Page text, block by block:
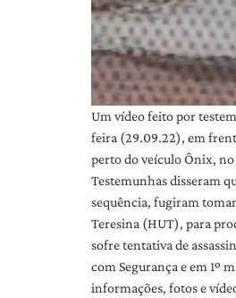
Um vídeo feito por
feira (29.09.22), em
perto do veículo Ônix, no
Testemunhas disseram
sequência, fugiram
Teresina (HUT), para
sofre tentativa de
com Segurança e em 1º
informações, fotos e